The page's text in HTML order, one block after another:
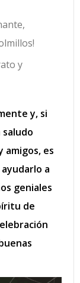
y
y, si
amigos, es
a
geniales
de